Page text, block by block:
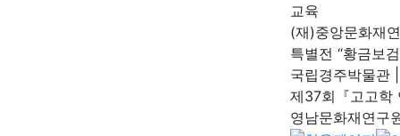
교육
(재)중앙문화재
특별전 “황금보
국립경주박물관
제37회『고고학
영남문화재연구